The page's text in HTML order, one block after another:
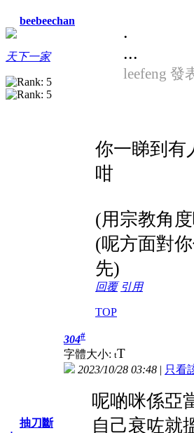
beebeechan
天下一家
.
...
leefeng 發
你一睇到有
咁
(用宗教角
(呢方面對
先)
回覆 引用
TOP
抽刀斷
304#
字體大小: tT
2023/10/28 03:48 | 只看
呢啲咪係亞
自己衰咗就